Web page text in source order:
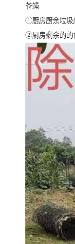
苍蝇
①厨房厨余垃圾
②厨房剩余的的